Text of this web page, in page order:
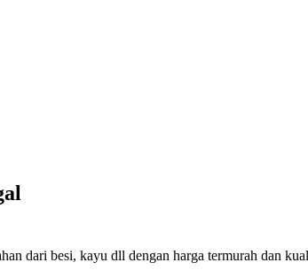
dari besi, kayu dll dengan harga termurah dan